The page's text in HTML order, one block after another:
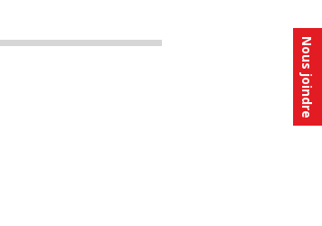
Nous joindre